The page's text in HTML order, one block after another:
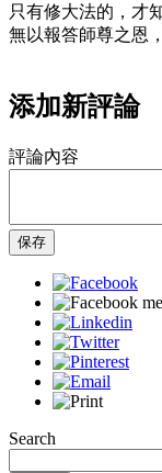
只有修大法的，才
無以報答師尊之恩
添加新評論
評論內容
保存
Search